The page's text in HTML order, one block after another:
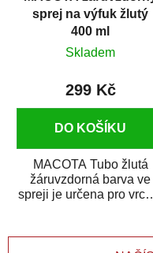
sprej na výfuk žlutý
400 ml
Skladem
299 Kč
DO KOŠÍKU
MACOTA Tubo žlutá
žáruvzdorná barva ve
spreji je určena pro